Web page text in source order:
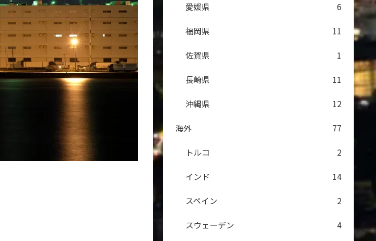
愛媛県
6
福岡県
11
佐賀県
1
長崎県
11
沖縄県
12
海外
77
トルコ
2
インド
14
スペイン
2
スウェーデン
4